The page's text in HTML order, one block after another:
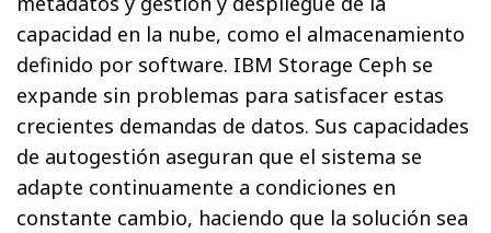
capacidad en la nube, como el almacenamiento
definido por software. IBM Storage Ceph se
expande sin problemas para satisfacer estas
crecientes demandas de datos. Sus capacidades
de autogestión aseguran que el sistema se
adapte continuamente a condiciones en
constante cambio, haciendo que la solución sea